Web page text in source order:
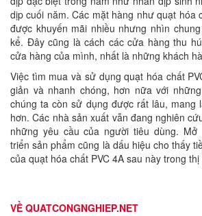
dịp cuối năm. Các mặt hàng như quạt hóa
được khuyến mãi nhiều nhưng nhìn
kể. Đây cũng là cách các cửa hàng thu
cửa hàng của mình, nhất là những khách
Việc tìm mua và sử dụng quạt hóa chất
giản và nhanh chóng, hơn nữa với
chúng ta còn sử dụng được rất lâu, mang
hơn. Các nhà sản xuất vẫn đang nghiên
những yêu cầu của người tiêu dùng.
triển sản phẩm cũng là dấu hiệu cho thấy
của quạt hóa chất PVC 4A sau này trong
VỀ QUATCONGNGHIEP.NET